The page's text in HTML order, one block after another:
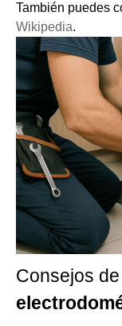
También puedes
Wikipedia.
Consejos